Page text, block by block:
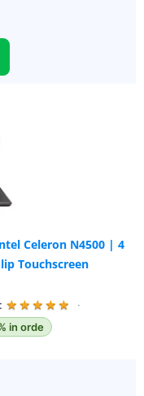
Celeron N4500 | 4
Touchscreen
★ ★ ★ ★ ★
·
in orde